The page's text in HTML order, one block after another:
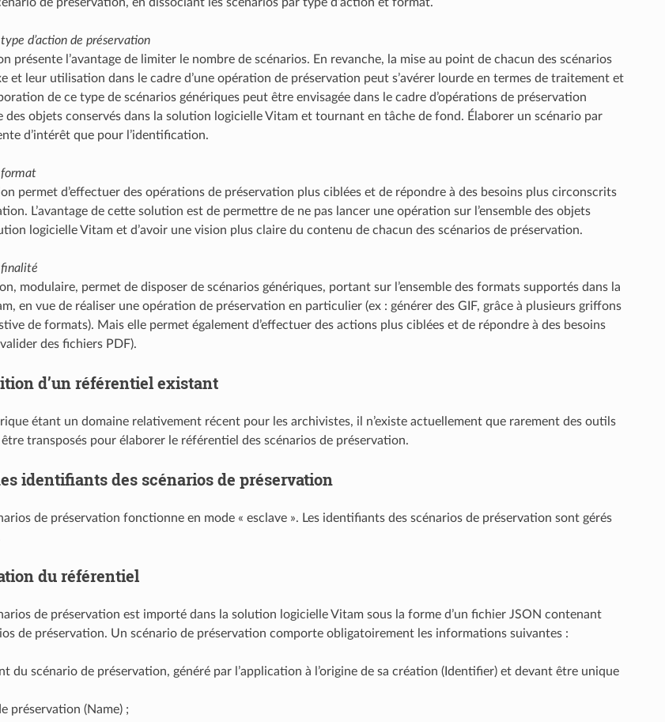
d’action de préservation
présente l’avantage de limiter le nombre de scénarios. En revanche, la mise au point de chacun des scénarios
et leur utilisation dans le cadre d’une opération de préservation peut s’avérer lourde en termes de traitement et
de ce type de scénarios génériques peut être envisagée dans le cadre d’opérations de préservation
des objets conservés dans la solution logicielle Vitam et tournant en tâche de fond. Élaborer un scénario par
d’intérêt que pour l’identification.
format
permet d’effectuer des opérations de préservation plus ciblées et de répondre à des besoins plus circonscrits
L’avantage de cette solution est de permettre de ne pas lancer une opération sur l’ensemble des objets
logicielle Vitam et d’avoir une vision plus claire du contenu de chacun des scénarios de préservation.
finalité
modulaire, permet de disposer de scénarios génériques, portant sur l’ensemble des formats supportés dans la
en vue de réaliser une opération de préservation en particulier (ex : générer des GIF, grâce à plusieurs griffons
de formats). Mais elle permet également d’effectuer des actions plus ciblées et de répondre à des besoins
des fichiers PDF).
d’un référentiel existant
étant un domaine relativement récent pour les archivistes, il n’existe actuellement que rarement des outils
transposés pour élaborer le référentiel des scénarios de préservation.
identifiants des scénarios de préservation
de préservation fonctionne en mode « esclave ». Les identifiants des scénarios de préservation sont gérés
du référentiel
de préservation est importé dans la solution logicielle Vitam sous la forme d’un fichier JSON contenant
de préservation. Un scénario de préservation comporte obligatoirement les informations suivantes :
du scénario de préservation, généré par l’application à l’origine de sa création (Identifier) et devant être unique
préservation (Name) ;